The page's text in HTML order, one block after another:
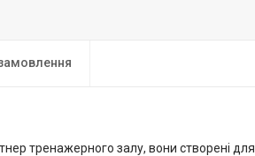
тренажерного залу, вони створені для